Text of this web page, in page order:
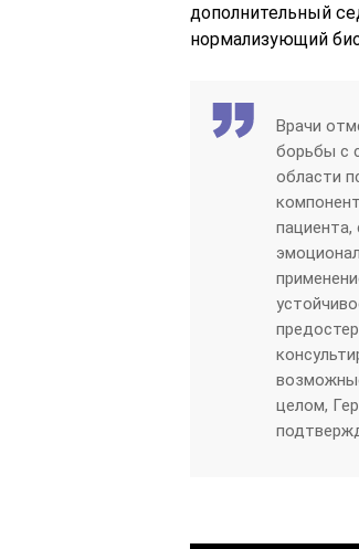
дополнительный
нормализующий
Врачи
борьбы с
области
пациента,
целом,